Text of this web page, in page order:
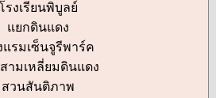
รงเรียนพิบูลย์
แยกดินแดง
แรมเซ็นจูรีพาร์ค
ามเหลี่ยมดินแดง
สวนสันติภาพ